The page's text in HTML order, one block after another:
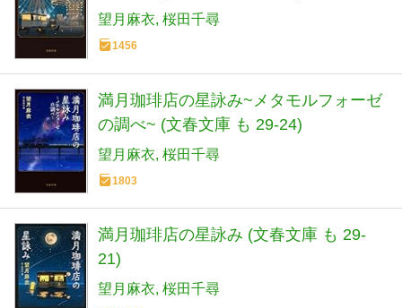
望月麻衣 桜田千尋
1456
満月珈琲店の星詠み~メタモルフォーゼ
の調べ~ (文春文庫 も 29-24)
望月麻衣 桜田千尋
1803
満月珈琲店の星詠み (文春文庫 も 29-
21)
望月麻衣 桜田千尋